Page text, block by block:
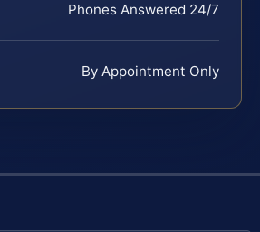
Phones Answered 24/7
By Appointment Only